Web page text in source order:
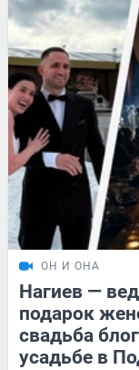
ОН И ОНА
Нагиев —
подарок
свадьба
усадьбе в